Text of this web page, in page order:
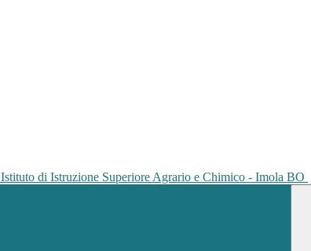
Istituto di Istruzione Superiore Agrario e Chimico - Imola BO